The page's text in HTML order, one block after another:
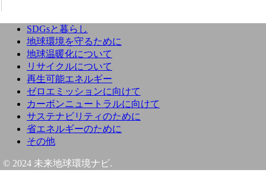
SDGsと暮らし
地球環境を守るために
地球温暖化について
リサイクルについて
再生可能エネルギー
ゼロエミッションに向けて
カーボンニュートラルに向けて
サステナビリティのために
省エネルギーのために
その他
© 2024 未来地球環境ナビ.